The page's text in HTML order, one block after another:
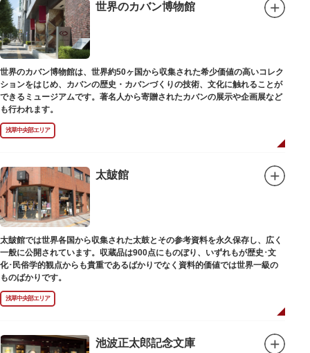
世界のカバン博物館
世界のカバン博物館は、世界約50ヶ国から収集された希少価値の高いコレク
ションをはじめ、カバンの歴史・カバンづくりの技術、文化に触れることが
できるミュージアムです。著名人から寄贈されたカバンの展示や企画展など
も行われます。
浅草中央部エリア
太皷館
太皷館では世界各国から収集された太鼓とその参考資料を永久保存し、広く
一般に公開されています。収蔵品は900点にものぼり、いずれもが歴史･文
化･民俗学的観点からも貴重であるばかりでなく資料的価値では世界一級の
ものばかりです。
浅草中央部エリア
池波正太郎記念文庫